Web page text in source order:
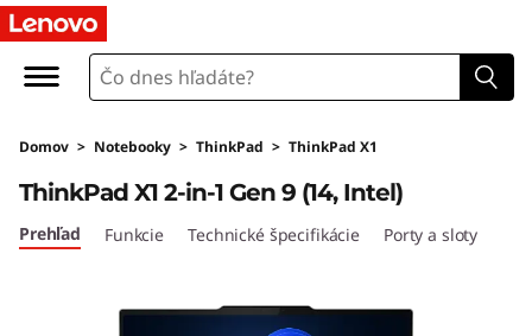
L
n
o
v
Domov > Notebooky > ThinkPad > ThinkPad X1
ThinkPad X1 2-in-1 Gen 9 (14, Intel)
Prehľad Funkcie Technické špecifikácie Porty a sloty